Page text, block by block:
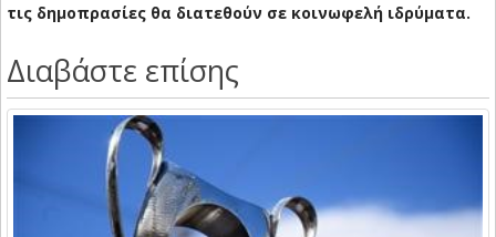
τις δημοπρασίες θα διατεθούν σε κοινωφελή ιδρύματα.
Διαβάστε επίσης